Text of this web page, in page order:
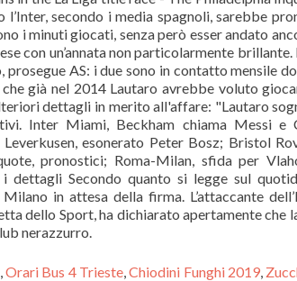
,Orari Bus 4 Trieste,Chiodini Funghi 2019,